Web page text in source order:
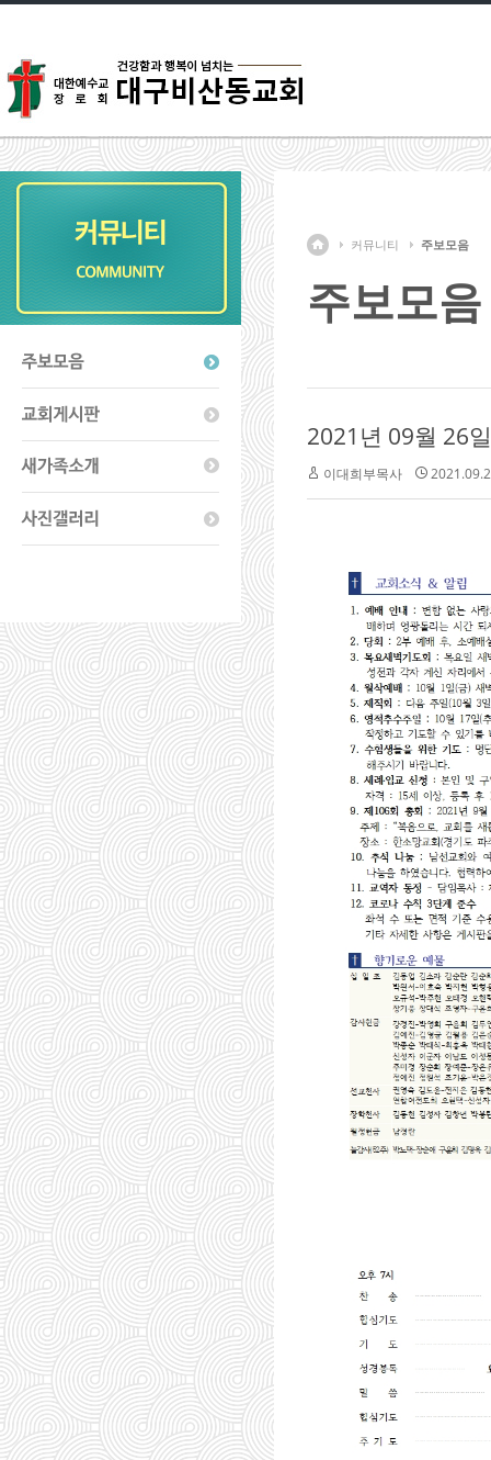
커뮤니티 주보모음
주보모음
2021년 09월 26
이대희부목사